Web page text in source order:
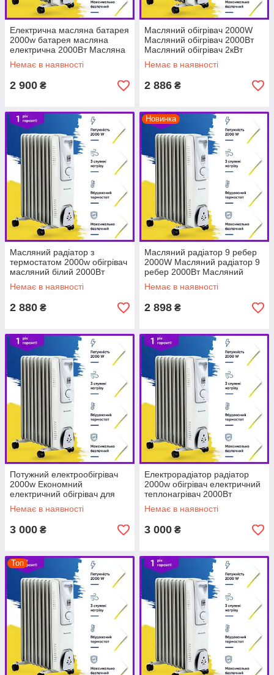
Електрична масляна батарея
2000w батарея масляна
електрична 2000Вт Масляна
електрична батарея
Немає в наявності
2 900 ₴
Масляний обігрівач 2000W
Масляний обігрівач 2000Вт
Масляний обігрівач 2кВт
Немає в наявності
2 886 ₴
Масляний радіатор з
термостатом 2000w обігрівач
масляний білий 2000Вт
Немає в наявності
2 880 ₴
Новинка
Масляний радіатор 9 ребер
2000W Масляний радіатор 9
ребер 2000Вт Масляний
радіатор 9 ребер 2кВт
Немає в наявності
2 898 ₴
Потужний електрообігрівач
2000w Економний
електричний обігрівач для
дому 2000Вт
Немає в наявності
3 000 ₴
Електрорадіатор радіатор
2000w обігрівач електричний
теплонагрівач 2000Вт
Немає в наявності
3 000 ₴
Топ